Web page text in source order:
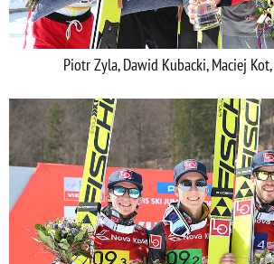
Piotr Zyla, Dawid Kubacki, Maciej